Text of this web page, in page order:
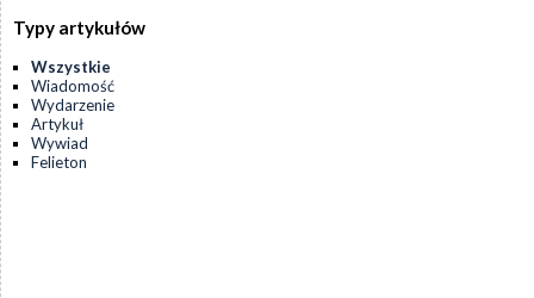
Typy artykułów
Wszystkie
Wiadomość
Wydarzenie
Artykuł
Wywiad
Felieton